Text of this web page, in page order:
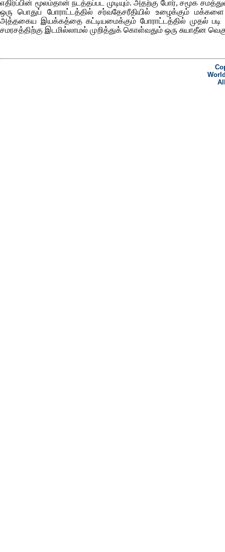
எதிர்ப்பின் மூலம்தான் நடத்தப்பட முடியும். அதற்கு போர், சமூக
ஒரு பொதுப் போராட்டத்தில் சர்வதேசரீதியில் உழைக்கும்
அத்தகைய இயக்கத்தை கட்டியமைக்கும் போராட்டத்தில் முதல்
சமரசத்திற்கு இடமில்லாமல் முறித்துக் கொள்வதும் ஒரு சுயாதீன